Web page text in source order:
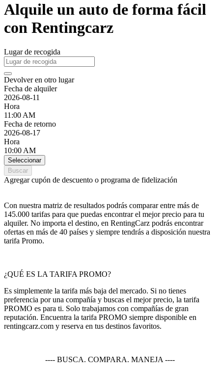
Alquile un auto de forma fácil
con Rentingcarz
Lugar de recogida
Devolver en otro lugar
Fecha de alquiler
2026-08-11
Hora
11:00 AM
Fecha de retorno
2026-08-17
Hora
10:00 AM
Seleccionar
Buscar
Agregar cupón de descuento o programa de fidelización
Con nuestra matriz de resultados podrás comparar entre más de
145.000 tarifas para que puedas encontrar el mejor precio para tu
alquiler. No importa el destino, en RentingCarz podrás encontrar
ofertas en más de 40 países y siempre tendrás a disposición nuestra
tarifa Promo.
¿QUÉ ES LA TARIFA PROMO?
Es simplemente la tarifa más baja del mercado. Si no tienes
preferencia por una compañía y buscas el mejor precio, la tarifa
PROMO es para ti. Solo trabajamos con compañías de gran
reputación. Encuentra la tarifa PROMO siempre disponible en
rentingcarz.com y reserva en tus destinos favoritos.
---- BUSCA. COMPARA. MANEJA ----